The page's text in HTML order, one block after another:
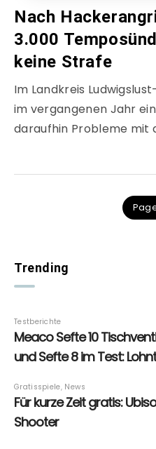
Nach
3.000
keine Strafe
Im Landkreis
im vergangenen Jahr
daraufhin Probleme mit
Trending